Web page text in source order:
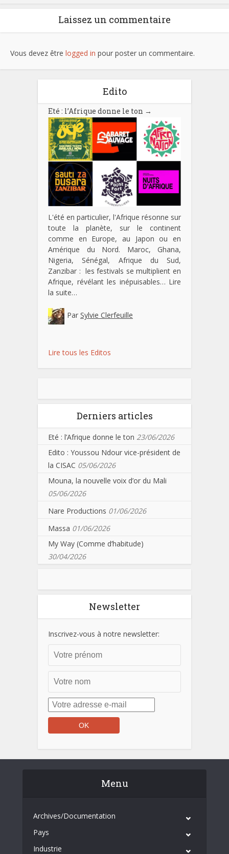
Laissez un commentaire
Vous devez être logged in pour poster un commentaire.
Edito
Eté : l’Afrique donne le ton →
L'été en particulier, l'Afrique résonne sur
toute la planète, sur le continent
comme en Europe, au Japon ou en
Amérique du Nord. Maroc, Ghana,
Nigeria, Sénégal, Afrique du Sud,
Zanzibar : les festivals se multiplient en
Afrique, révélant les inépuisables… Lire
la suite…
Par Sylvie Clerfeuille
Lire tous les Editos
Derniers articles
Eté : l’Afrique donne le ton 23/06/2026
Edito : Youssou Ndour vice-président de
la CISAC 05/06/2026
Mouna, la nouvelle voix d’or du Mali
05/06/2026
Nare Productions 01/06/2026
Massa 01/06/2026
My Way (Comme d’habitude)
30/04/2026
Newsletter
Inscrivez-vous à notre newsletter:
Menu
Archives/Documentation
Pays
Industrie